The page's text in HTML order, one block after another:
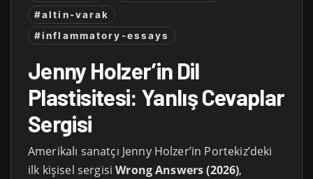
#altin-varak
#inflammatory-essays
Jenny Holzer’in Dil
Plastisitesi: Yanlış Cevaplar
Sergisi
Amerikalı sanatçı Jenny Holzer’in Portekiz’deki
ilk kişisel sergisiWrong Answers (2026),